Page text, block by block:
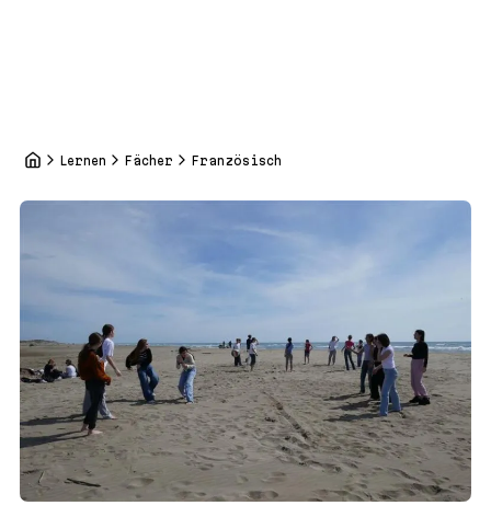
Lernen Fächer Französisch